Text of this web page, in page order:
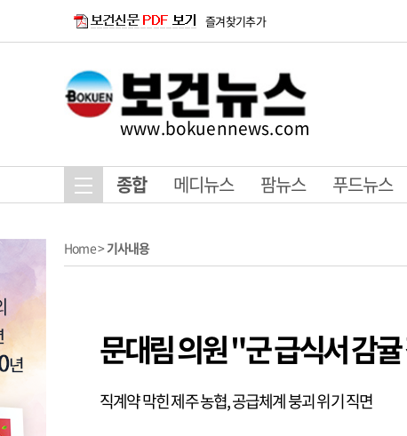
즐겨찾기추가
www.bokuennews.com
종합 메디뉴스 팜뉴스 푸드뉴스
Home>기사내용
문대림 의원 "군 급식서 감
직계약 막힌 제주 농협, 공급체계 붕괴 위기 직면